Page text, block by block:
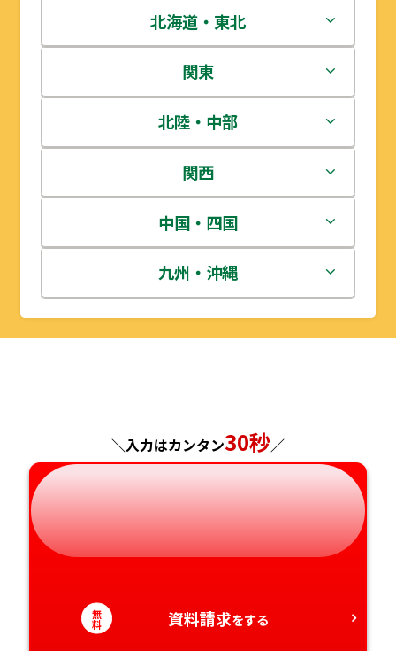
北海道・東北
北海道
青森県
岩手県
宮城県
秋田県
山形県
関東
茨城県
栃木県
群馬県
埼玉県
千葉県
北陸・中部
新潟県
富山県
石川県
福井県
岐阜県
静岡県
愛知県
関西
三重県
滋賀県
京都府
奈良県
和歌山県
中国・四国
鳥取県
島根県
山口県
徳島県
愛媛県
九州・沖縄
福岡県
熊本県
大分県
鹿児島県
＼入力はカンタン30秒／
無
料 資料請求をする